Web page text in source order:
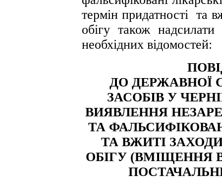
термін придатності та
обігу також
необхідних відомостей:
ДО ДЕРЖАВНОЇ
ЗАСОБІВ У
ВИЯВЛЕННЯ
ТА
ТА ВЖИТІ
ОБІГУ (ВМІЩЕННЯ